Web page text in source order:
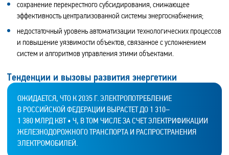
сохранение перекрестного субсидирования, снижающее
эффективность централизованной системы энергоснабжения;
недостаточный уровень автоматизации технологических процессов
и повышение уязвимости объектов, связанное с усложнением
систем и алгоритмов управления этими объектами.
Тенденции и вызовы развития энергетики
ОЖИДАЕТСЯ, ЧТО К 2035 Г. ЭЛЕКТРОПОТРЕБЛЕНИЕ
В РОССИЙСКОЙ ФЕДЕРАЦИИ ВЫРАСТЕТ ДО 1 310–
1 380 МЛРД КВТ • Ч, В ТОМ ЧИСЛЕ ЗА СЧЕТ ЭЛЕКТРИФИКАЦИИ
ЖЕЛЕЗНОДОРОЖНОГО ТРАНСПОРТА И РАСПРОСТРАНЕНИЯ
ЭЛЕКТРОМОБИЛЕЙ.